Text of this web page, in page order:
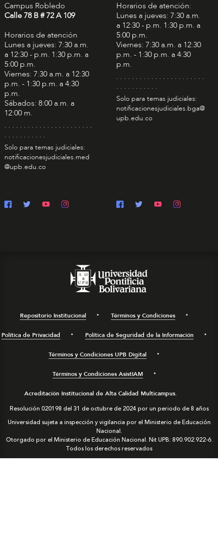
Campus Robledo
Calle 78 B # 72 A 109
Horarios de atención
Lunes a jueves: 7:30 a.m.
a 12:30 - p.m. 1:30 p.m. a
5:00 p.m.
Viernes: 7:30 a.m. a 12:30
p.m. - 1:30 p.m. a 4:30
p.m.
Sábados: 8:00 a.m. a
12:00 m.
. . . . . . . . . . . . . . . . . . . . . . .
. . . . . . . . . . .
Solo para temas judiciales:
notificacionesjudiciales.med
@upb.edu.co
Horarios de atención:
Lunes a jueves: 7:30 a.m.
a 12:30 - p.m. 1:30 p.m. a
5:00 p.m.
Viernes: 7:30 a.m. a 12:30
p.m. - 1:30 p.m. a 4:30
p.m.
. . . . . . . . . . . . . . . . . . . . . . .
. . . . . . . . . . .
Solo para temas judiciales:
notificacionesjudiciales.bga@
upb.edu.co
Repositorio Institucional Términos y Condiciones
Política de Privacidad Política de Seguridad de la Información
Términos y Condiciones UPB Digital
Términos y Condiciones AsistIAM
Acreditación Institucional de Alta Calidad Multicampus.
Resolución 020198 del 31 de octubre de 2024 por un periodo de 8 años
Universidad sujeta a inspección y vigilancia por el Ministerio de Educación
Nacional.
Otorgado por el Ministerio de Educación Nacional. Nit UPB: 890.902.922-6.
Todos los derechos reservados